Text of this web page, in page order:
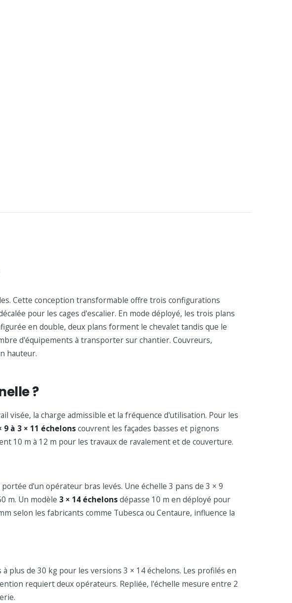
Cette conception transformable offre trois configurations
pour les cages d'escalier. En mode déployé, les trois plans
en double, deux plans forment le chevalet tandis que le
d'équipements à transporter sur chantier. Couvreurs,
hauteur.
?
visée, la charge admissible et la fréquence d'utilisation. Pour les
9 à 3 × 11 échelonscouvrent les façades basses et pignons
10 m à 12 m pour les travaux de ravalement et de couverture.
d'un opérateur bras levés. Une échelle 3 pans de 3 × 9
m. Un modèle 3 × 14 échelonsdépasse 10 m en déployé pour
selon les fabricants comme Tubesca ou Centaure, influence la
plus de 30 kg pour les versions 3 × 14 échelons. Les profilés en
requiert deux opérateurs. Repliée, l'échelle mesure entre 2